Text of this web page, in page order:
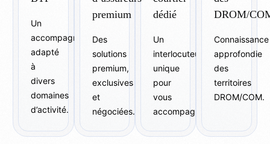
Un
accompagnement
adapté
à
divers
domaines
d’activité.
premium
Des
solutions
premium,
exclusives
et
négociées.
dédié
Un
interlocuteur
unique
pour
vous
accompagner
DROM/
Connaissance
approfondie
des
territoires
DROM/COM.